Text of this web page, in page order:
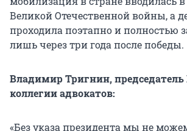
Великой Отечественной войны, а
проходила поэтапно и полностью
лишь через три года после победы.
Владимир Тригнин, председатель
коллегии адвокатов:
«Без указа президента мы не